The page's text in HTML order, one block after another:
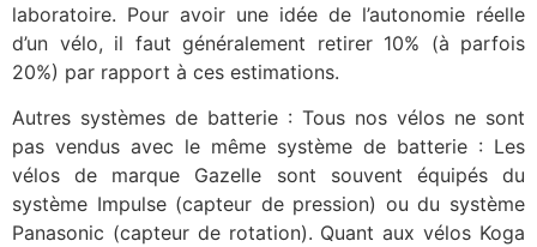
laboratoire. Pour avoir une idée de l’autonomie réelle
d’un vélo, il faut généralement retirer 10% (à parfois
20%) par rapport à ces estimations.
Autres systèmes de batterie : Tous nos vélos ne sont
pas vendus avec le même système de batterie : Les
vélos de marque Gazelle sont souvent équipés du
système Impulse (capteur de pression) ou du système
Panasonic (capteur de rotation). Quant aux vélos Koga